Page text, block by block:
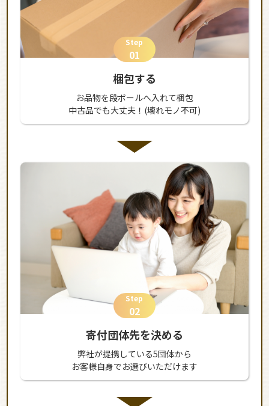
Step
01
梱包する
お品物を段ボールへ入れて梱包
中古品でも大丈夫！(壊れモノ不可)
Step
02
寄付団体先を決める
弊社が提携している5団体から
お客様自身でお選びいただけます